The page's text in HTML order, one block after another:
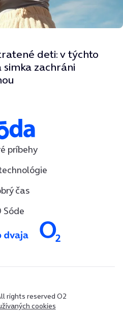
deti: v týchto
zachráni
príbehy
čas
Sóde
rights reserved O2
cookies